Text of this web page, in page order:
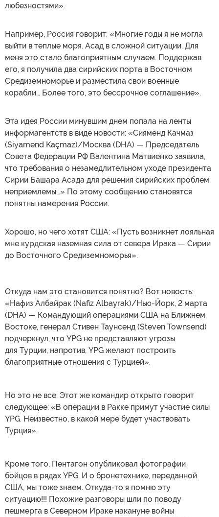
любезностями».
Например, Россия говорит: «Многие годы я не могла
выйти в теплые моря. Асад в сложной ситуации. Для
меня это стало благоприятным случаем. Поддержав
его, я получила два сирийских порта в Восточном
Средиземноморье и разместила свои военные
корабли… Более того, это бессрочное соглашение».
Эта идея России минувшим днем попала на ленты
информагентств в виде новости: «Сияменд Качмаз
(Siyamend Kaçmaz)/Москва (DHA) — Председатель
Совета Федерации РФ Валентина Матвиенко заявила,
что требования о незамедлительном уходе президента
Сирии Башара Асада для решения сирийских проблем
неприемлемы…» По этому сообщению становятся
понятны намерения России.
Хорошо, но чего хотят США: «Пусть возникнет лояльная
мне курдская наземная сила от севера Ирака — Сирии
до Восточного Средиземноморья».
Откуда нам это становится понятно? Вот новость:
«Нафиз Албайрак (Nafiz Albayrak)/Нью-Йорк, 2 марта
(DHA) — Командующий операциями США на Ближнем
Востоке, генерал Стивен Таунсенд (Steven Townsend)
подчеркнул, что YPG не представляют угрозы
для Турции, напротив, YPG желают построить
благоприятные отношения с Турцией».
Но это не все. Этот же командир открыто говорит
следующее: «В операции в Ракке примут участие силы
YPG. Неизвестно, в какой мере будет участвовать
Турция».
Кроме того, Пентагон опубликовал фотографии
бойцов в рядах YPG. И о бронетехнике, переданной
США, мы тоже знаем. Откуда-то я помню эту
ситуацию!!! Похожие разговоры шли по поводу
пешмерга в Северном Ираке накануне войны